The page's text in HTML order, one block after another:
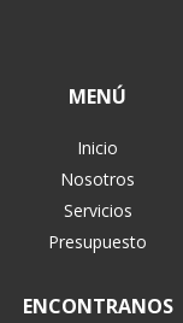
MENÚ
Inicio
Nosotros
Servicios
Presupuesto
ENCONTRANOS